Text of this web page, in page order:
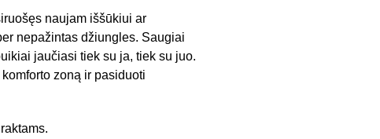
naujam iššūkiui ar
nepažintas džiungles. Saugiai
jaučiasi tiek su ja, tiek su juo.
zoną ir pasiduoti